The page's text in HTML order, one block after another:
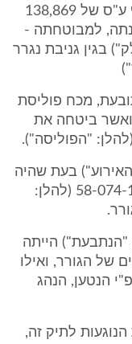
הגישה כנגד הנתבעים תביעת תחלוף ע"ס של 138,869
למבוטחתה -
בגין גניבת נגרר
מכח פוליסת
ביטחה את
"הפוליסה").
22.2.95 (להלן: "האירוע") בעת שהיה
רתום לגורר - משאית מספר רישוי 58-074-18 (להלן:
הנתבעת מס' 1(להלן: "הנתבעת") הייתה
של הגורר, ואילו
עפ"י הנטען, הנהג
לתיק זה,